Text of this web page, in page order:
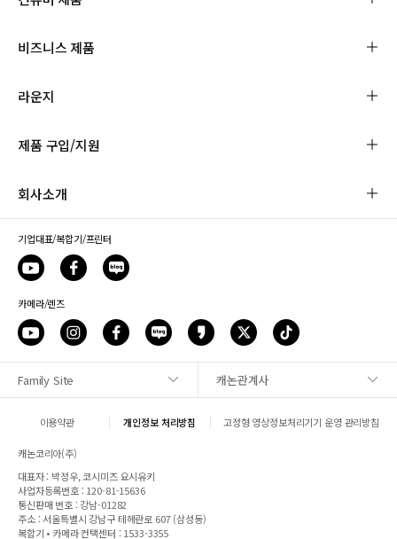
사이트맵
비즈니스 제품
라운지
제품 구입/지원
회사소개
기업대표/복합기/프린터
카메라/렌즈
Family Site 캐논관계사
이용약관 개인정보 처리방침 고정형 영상정보처리기기 운영 관리방침
캐논코리아(주)
대표자 : 박정우, 코시미즈 요시유키
사업자등록번호 : 120-81-15636
통신판매 번호 : 강남-01282
주소 : 서울특별시 강남구 테헤란로 607 (삼성동)
복합기 • 카메라 컨택센터 : 1533-3355